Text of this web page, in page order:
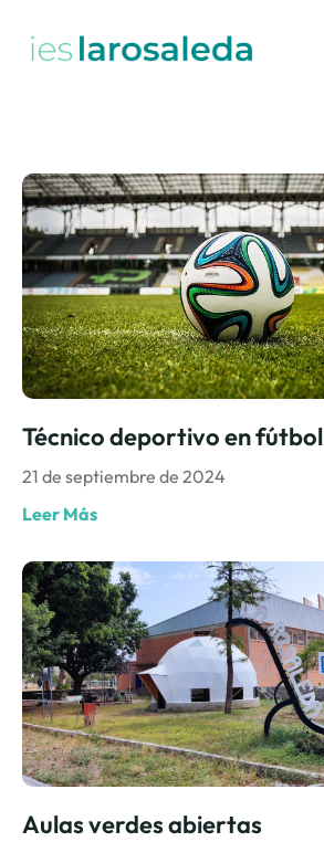
Técnico deportivo en fútbol
21 de septiembre de 2024
Leer Más
Aulas verdes abiertas